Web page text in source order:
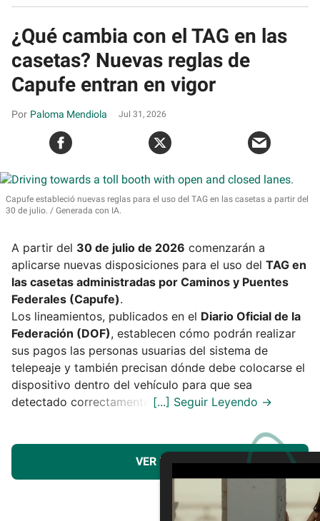
¿Qué cambia con el TAG en las
casetas? Nuevas reglas de
Capufe entran en vigor
Paloma Mendiola Jul 31, 2026
Capufe estableció nuevas reglas para el uso del TAG en las casetas a partir del
30 de julio.
Generada con IA.
A partir del 30 de julio de 2026 comenzarán a
aplicarse nuevas disposiciones para el uso del TAG en
las casetas administradas por Caminos y Puentes
Federales (Capufe).
Los lineamientos, publicados en el Diario Oficial de la
Federación (DOF), establecen cómo podrán realizar
sus pagos las personas usuarias del sistema de
telepeaje y también precisan dónde debe colocarse el
dispositivo dentro del vehículo para que sea
detectado correctamente.
VER MÁS